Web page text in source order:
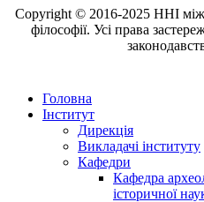
Copyright © 2016-2025 ННІ
філософії. Усі права
Головна
Інститут
Дирекція
Викладачі інституту
Кафедри
Кафедра
історичної